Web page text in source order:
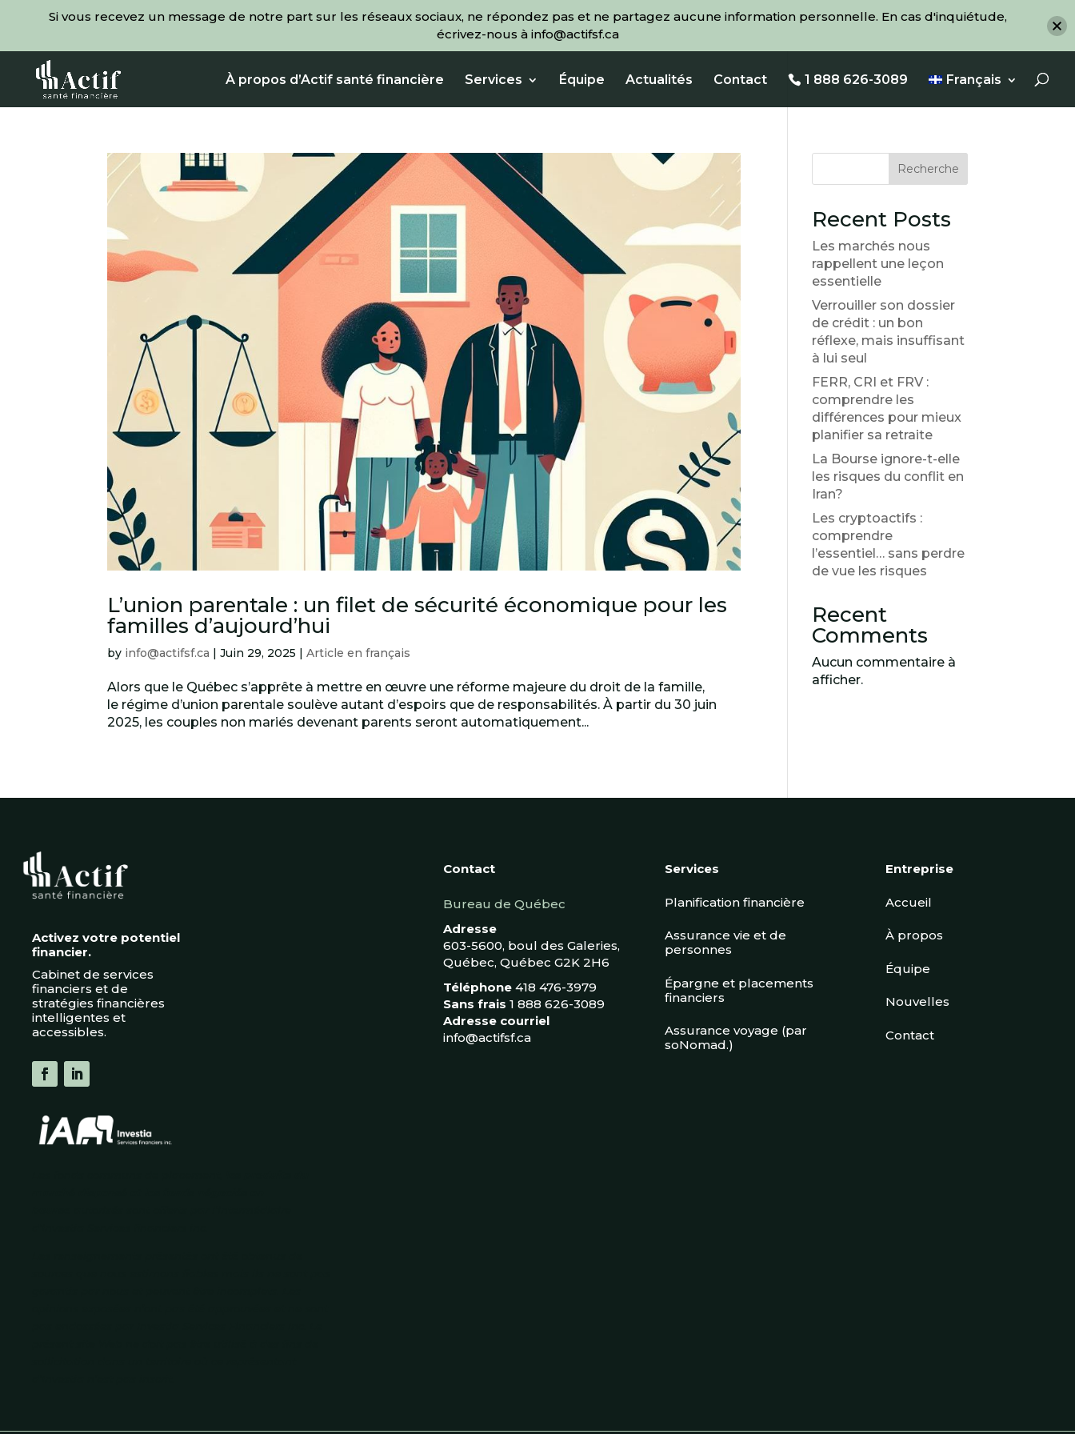
À propos d’Actif santé financière Services Équipe Actualités Contact 1 888 626-3089 Français
L’union parentale : un filet de sécurité économique pour les
familles d’aujourd’hui
by info@actifsf.ca |Juin 29, 2025 |Article en français
Alors que le Québec s’apprête à mettre en œuvre une réforme majeure du droit de la famille,
le régime d’union parentale soulève autant d’espoirs que de responsabilités. À partir du 30 juin
2025, les couples non mariés devenant parents seront automatiquement...
Recherche
Recent Posts
Les marchés nous
rappellent une leçon
essentielle
Verrouiller son dossier
de crédit : un bon
réflexe, mais insuffisant
à lui seul
FERR, CRI et FRV :
comprendre les
différences pour mieux
planifier sa retraite
La Bourse ignore-t-elle
les risques du conflit en
Iran?
Les cryptoactifs :
comprendre
l’essentiel… sans perdre
de vue les risques
Recent
Comments
Aucun commentaire à
afficher.
Activez votre potentiel
financier.
Cabinet de services
financiers et de
stratégies financières
intelligentes et
accessibles.
Contact
Bureau de Québec
Adresse
603-5600, boul des Galeries,
Québec, Québec G2K 2H6
Téléphone 418 476-3979
Sans frais 1 888 626-3089
Adresse courriel
info@actifsf.ca
Services
Planification financière
Assurance vie et de
personnes
Épargne et placements
financiers
Assurance voyage (par
soNomad.)
Entreprise
Accueil
À propos
Équipe
Nouvelles
Contact
Si vous recevez un message de notre part sur les réseaux sociaux, ne répondez pas et ne partagez aucune information personnelle. En cas d'inquiétude,
écrivez-nous à info@actifsf.ca